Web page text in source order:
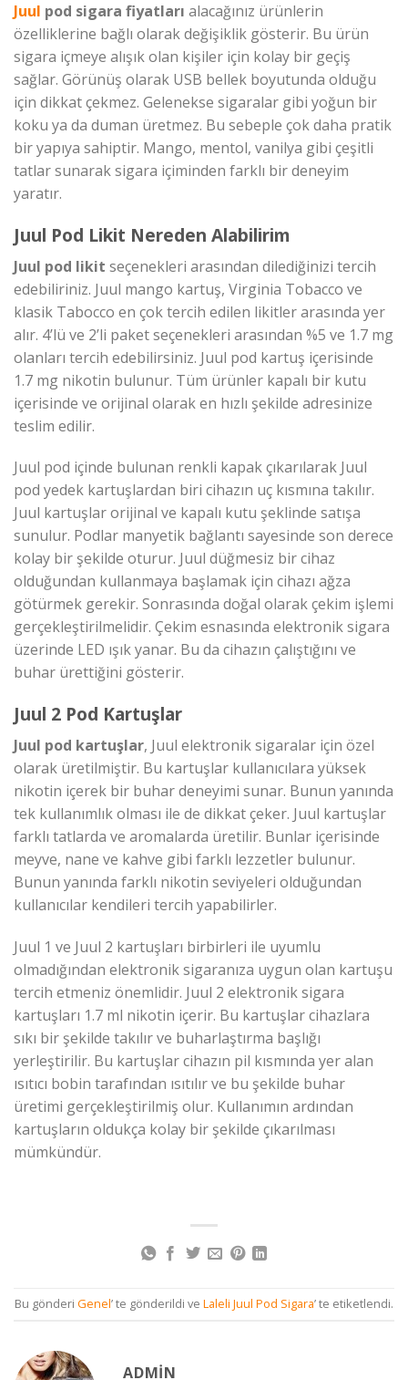
Juul pod sigara fiyatları alacağınız ürünlerin
özelliklerine bağlı olarak değişiklik gösterir. Bu ürün
sigara içmeye alışık olan kişiler için kolay bir geçiş
sağlar. Görünüş olarak USB bellek boyutunda olduğu
için dikkat çekmez. Gelenekse sigaralar gibi yoğun bir
koku ya da duman üretmez. Bu sebeple çok daha pratik
bir yapıya sahiptir. Mango, mentol, vanilya gibi çeşitli
tatlar sunarak sigara içiminden farklı bir deneyim
yaratır.
Juul Pod Likit Nereden Alabilirim
Juul pod likit seçenekleri arasından dilediğinizi tercih
edebiliriniz. Juul mango kartuş, Virginia Tobacco ve
klasik Tabocco en çok tercih edilen likitler arasında yer
alır. 4’lü ve 2’li paket seçenekleri arasından %5 ve 1.7 mg
olanları tercih edebilirsiniz. Juul pod kartuş içerisinde
1.7 mg nikotin bulunur. Tüm ürünler kapalı bir kutu
içerisinde ve orijinal olarak en hızlı şekilde adresinize
teslim edilir.
Juul pod içinde bulunan renkli kapak çıkarılarak Juul
pod yedek kartuşlardan biri cihazın uç kısmına takılır.
Juul kartuşlar orijinal ve kapalı kutu şeklinde satışa
sunulur. Podlar manyetik bağlantı sayesinde son derece
kolay bir şekilde oturur. Juul düğmesiz bir cihaz
olduğundan kullanmaya başlamak için cihazı ağza
götürmek gerekir. Sonrasında doğal olarak çekim işlemi
gerçekleştirilmelidir. Çekim esnasında elektronik sigara
üzerinde LED ışık yanar. Bu da cihazın çalıştığını ve
buhar ürettiğini gösterir.
Juul 2 Pod Kartuşlar
Juul pod kartuşlar, Juul elektronik sigaralar için özel
olarak üretilmiştir. Bu kartuşlar kullanıcılara yüksek
nikotin içerek bir buhar deneyimi sunar. Bunun yanında
tek kullanımlık olması ile de dikkat çeker. Juul kartuşlar
farklı tatlarda ve aromalarda üretilir. Bunlar içerisinde
meyve, nane ve kahve gibi farklı lezzetler bulunur.
Bunun yanında farklı nikotin seviyeleri olduğundan
kullanıcılar kendileri tercih yapabilirler.
Juul 1 ve Juul 2 kartuşları birbirleri ile uyumlu
olmadığından elektronik sigaranıza uygun olan kartuşu
tercih etmeniz önemlidir. Juul 2 elektronik sigara
kartuşları 1.7 ml nikotin içerir. Bu kartuşlar cihazlara
sıkı bir şekilde takılır ve buharlaştırma başlığı
yerleştirilir. Bu kartuşlar cihazın pil kısmında yer alan
ısıtıcı bobin tarafından ısıtılır ve bu şekilde buhar
üretimi gerçekleştirilmiş olur. Kullanımın ardından
kartuşların oldukça kolay bir şekilde çıkarılması
mümkündür.
Bu gönderi Genel’ te gönderildi ve Laleli Juul Pod Sigara’ te etiketlendi.
ADMIN